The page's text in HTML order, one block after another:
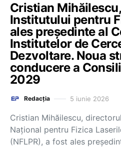
Cristian
Institutului pentru
ales președinte al
Institutelor de
Dezvoltare. Noua
conducere a
2029
Redacția 5 iunie 2026
Cristian Mihăilescu,
Național pentru Fizica
(NFLPR), a fost ales